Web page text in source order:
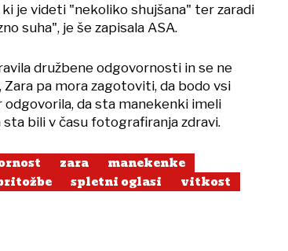
je videti "nekoliko shujšana" ter zaradi
suha", je še zapisala ASA.
družbene odgovornosti in se ne
pa mora zagotoviti, da bodo vsi
odgovorila, da sta manekenki imeli
bili v času fotografiranja zdravi.
zara
manekenke
spletni oglasi
vitkost